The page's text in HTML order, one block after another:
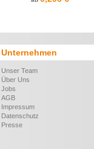
Unternehmen
Unser Team
Über Uns
Jobs
AGB
Impressum
Datenschutz
Presse